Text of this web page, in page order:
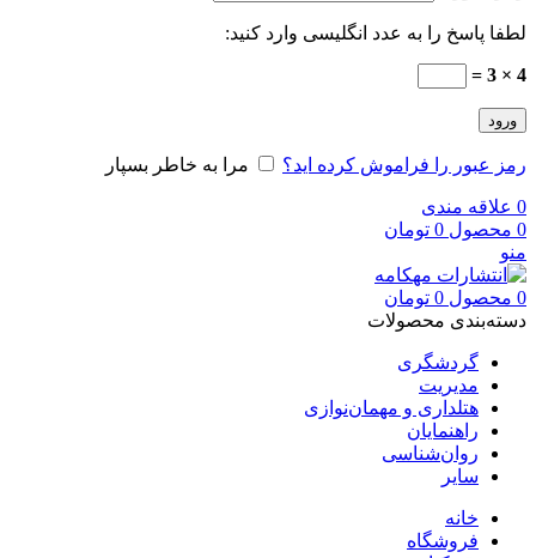
لطفا پاسخ را به عدد انگلیسی وارد کنید:
4 × 3 =
ورود
رمز عبور را فراموش کرده اید؟ مرا به خاطر بسپار
0 علاقه مندی
0 محصول 0 تومان
منو
0 محصول 0 تومان
دسته‌بندی محصولات
گردشگری
مدیریت
هتلداری و مهمان‌نوازی
راهنمایان
روان‌شناسی
سایر
خانه
فروشگاه